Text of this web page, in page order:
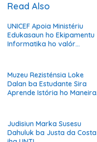
Read Also
UNICEF Apoia Ministériu
Edukasaun ho Ekipamentu
Informatika ho valór
Muzeu Rezisténsia Loke
Dalan ba Estudante Sira
Aprende Istória ho Maneira
Judisiun Marka Susesu
Dahuluk ba Justa da Costa